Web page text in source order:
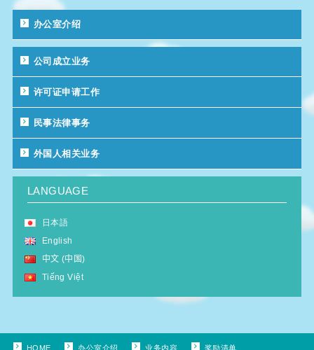
办公室介绍
公司成立业务
许可证申请工作
民事法律事务
外国人相关业务
LANGUAGE
日本語
English
中文 (中国)
Tiếng Việt
HOME 办公室介绍 业务内容
奖励清单